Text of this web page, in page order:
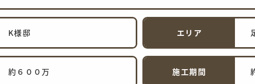
K様邸 エリア
約６００万 施工期間